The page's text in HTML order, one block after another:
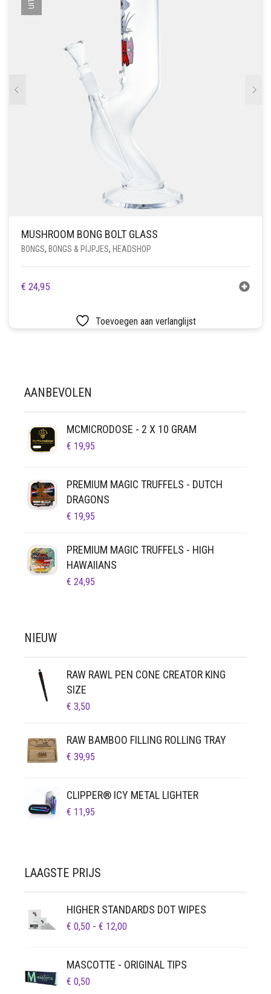
MUSHROOM BONG BOLT GLASS
BONGS, BONGS & PIJPJES, HEADSHOP
€ 24,95
Toevoegen aan verlanglijst
AANBEVOLEN
MCMICRODOSE - 2 X 10 GRAM
€ 19,95
PREMIUM MAGIC TRUFFELS - DUTCH
DRAGONS
€ 19,95
PREMIUM MAGIC TRUFFELS - HIGH
HAWAIIANS
€ 24,95
NIEUW
RAW RAWL PEN CONE CREATOR KING
SIZE
€ 3,50
RAW BAMBOO FILLING ROLLING TRAY
€ 39,95
CLIPPER® ICY METAL LIGHTER
€ 11,95
LAAGSTE PRIJS
HIGHER STANDARDS DOT WIPES
€ 0,50 - € 12,00
€ 12,00
MASCOTTE - ORIGINAL TIPS
€ 0,50